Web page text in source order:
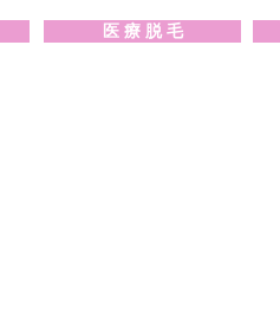
医 療 脱 毛